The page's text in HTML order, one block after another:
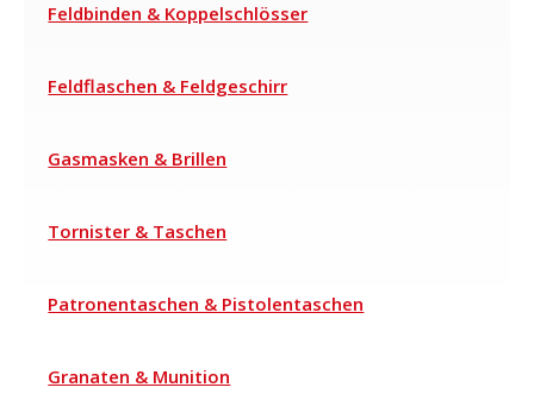
Feldbinden & Koppelschlösser
Feldflaschen & Feldgeschirr
Gasmasken & Brillen
Tornister & Taschen
Patronentaschen & Pistolentaschen
Granaten & Munition